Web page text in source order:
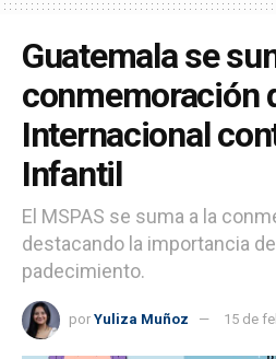
Guatemala se
conmemoración
Internacional
Infantil
El MSPAS se suma a la
destacando la importancia
padecimiento.
por Yuliza Muñoz 15 de